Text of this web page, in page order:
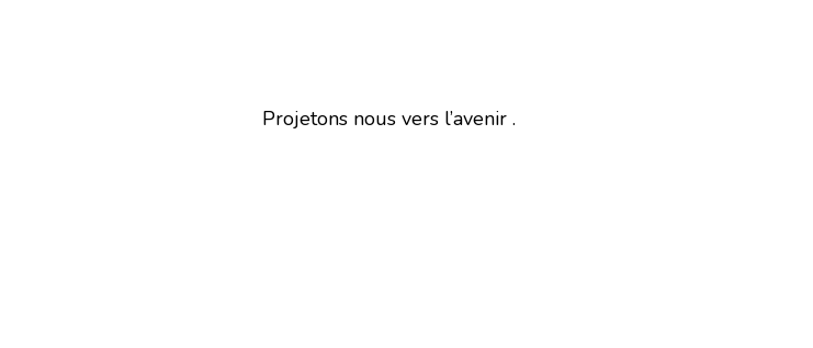
Projetons nous vers l’avenir .